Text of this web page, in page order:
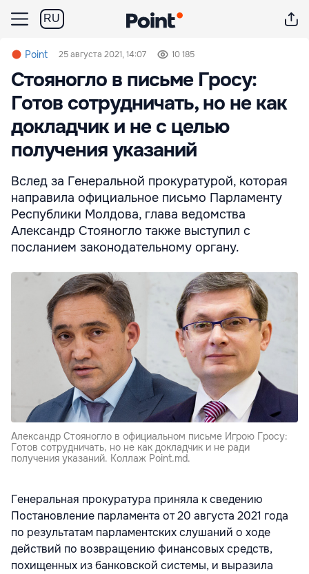
RU
Point 25 августа 2021, 14:07 10 185
Стояногло в письме Гросу:
Готов сотрудничать, но не как
докладчик и не с целью
получения указаний
Вслед за Генеральной прокуратурой, которая
направила официальное письмо Парламенту
Республики Молдова, глава ведомства
Александр Стояногло также выступил с
посланием законодательному органу.
Александр Стояногло в официальном письме Игрою Гросу:
Готов сотрудничать, но не как докладчик и не ради
получения указаний. Коллаж Point.md.
Генеральная прокуратура приняла к сведению
Постановление парламента от 20 августа 2021 года
по результатам парламентских слушаний о ходе
действий по возвращению финансовых средств,
похищенных из банковской системы, и выразила